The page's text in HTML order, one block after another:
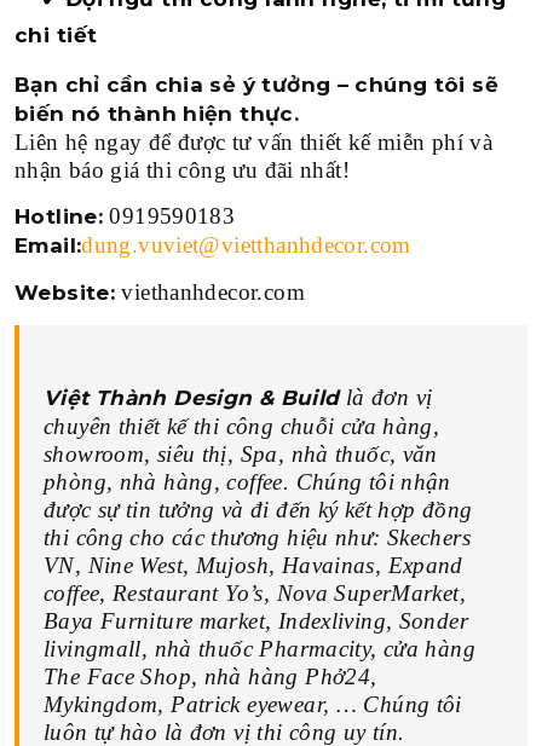
chi tiết
Bạn chỉ cần chia sẻ ý tưởng – chúng tôi sẽ
biến nó thành hiện thực.
Liên hệ ngay để được tư vấn thiết kế miễn phí và
nhận báo giá thi công ưu đãi nhất!
Hotline:0919590183
Email:dung.vuviet@vietthanhdecor.com
Website: viethanhdecor.com
Việt Thành Design & Buildlà đơn vị
chuyên thiết kế thi công chuỗi cửa hàng,
showroom, siêu thị, Spa, nhà thuốc, văn
phòng, nhà hàng, coffee. Chúng tôi nhận
được sự tin tưởng và đi đến ký kết hợp đồng
thi công cho các thương hiệu như: Skechers
VN, Nine West, Mujosh, Havainas, Expand
coffee, Restaurant Yo’s, Nova SuperMarket,
Baya Furniture market, Indexliving, Sonder
livingmall, nhà thuốc Pharmacity, cửa hàng
The Face Shop, nhà hàng Phở24,
Mykingdom, Patrick eyewear, … Chúng tôi
luôn tự hào là đơn vị thi công uy tín.